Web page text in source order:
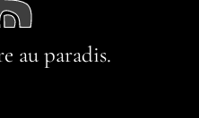
au paradis.